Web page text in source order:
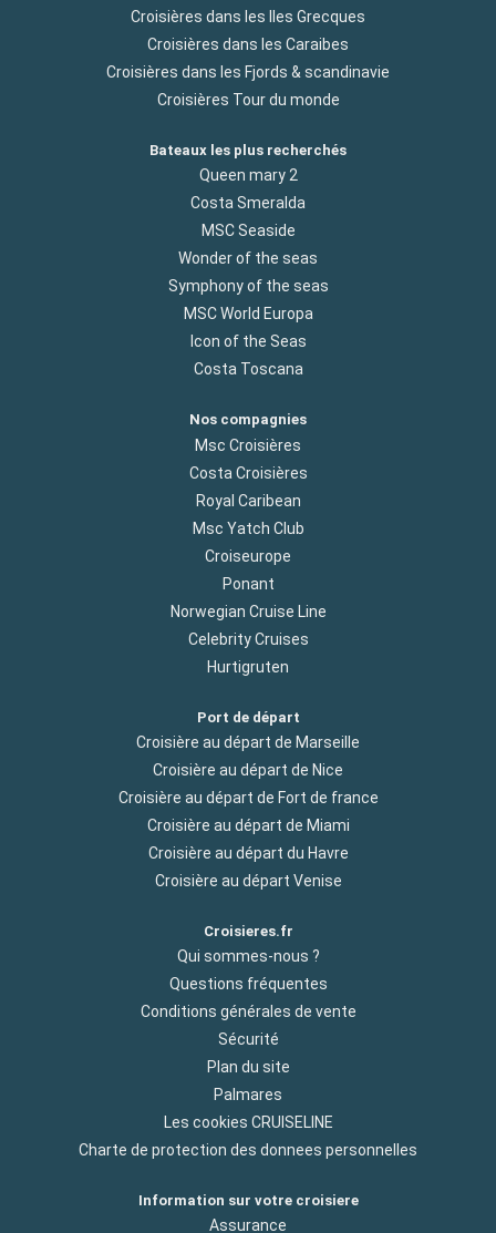
Croisières dans les Iles Grecques
Croisières dans les Caraibes
Croisières dans les Fjords & scandinavie
Croisières Tour du monde
Bateaux les plus recherchés
Queen mary 2
Costa Smeralda
MSC Seaside
Wonder of the seas
Symphony of the seas
MSC World Europa
Icon of the Seas
Costa Toscana
Nos compagnies
Msc Croisières
Costa Croisières
Royal Caribean
Msc Yatch Club
Croiseurope
Ponant
Norwegian Cruise Line
Celebrity Cruises
Hurtigruten
Port de départ
Croisière au départ de Marseille
Croisière au départ de Nice
Croisière au départ de Fort de france
Croisière au départ de Miami
Croisière au départ du Havre
Croisière au départ Venise
Croisieres.fr
Qui sommes-nous ?
Questions fréquentes
Conditions générales de vente
Sécurité
Plan du site
Palmares
Les cookies CRUISELINE
Charte de protection des donnees personnelles
Information sur votre croisiere
Assurance